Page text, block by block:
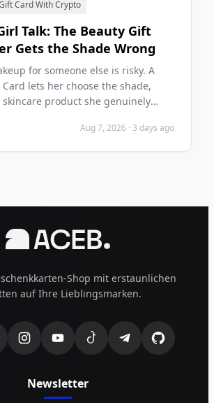
Card With Crypto
Talk: The Beauty Gift
Gets the Shade Wrong
for someone else is risky. A
product she genuinely
Aug 7, 2026 · 3 days ago
Shop mit erstaunlichen
auf Ihre Lieblingsmarken.
Newsletter